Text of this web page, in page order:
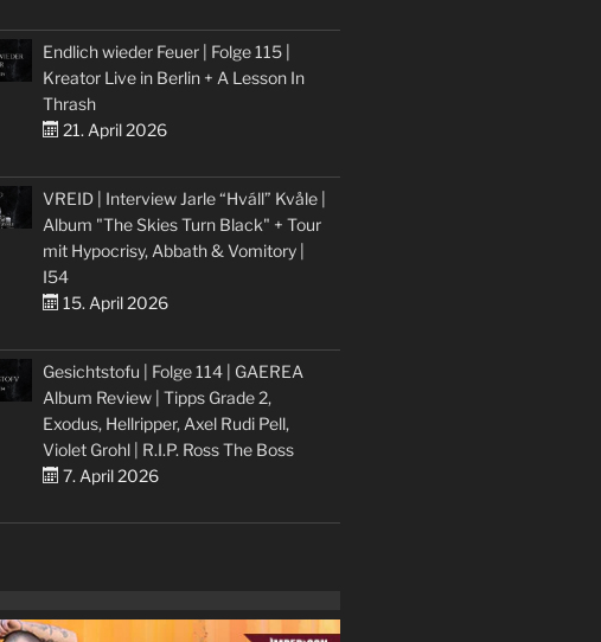
Endlich wieder Feuer | Folge 115 |
Kreator Live in Berlin + A Lesson In
Thrash
21. April 2026
VREID | Interview Jarle “Hváll” Kvåle |
Album "The Skies Turn Black" + Tour
mit Hypocrisy, Abbath & Vomitory |
I54
15. April 2026
Gesichtstofu | Folge 114 | GAEREA
Album Review | Tipps Grade 2,
Exodus, Hellripper, Axel Rudi Pell,
Violet Grohl | R.I.P. Ross The Boss
7. April 2026